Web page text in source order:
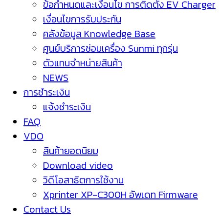
ข้อกำหนดและเงื่อนไข การติดตั้ง EV Charger
เงื่อนไขการรับประกัน
คลังข้อมูล Knowledge Base
ศูนย์บริการซ่อมเครื่อง Sunmi ทุกรุ่น
ตัวแทนจำหน่ายสินค้า
NEWS
การชำระเงิน
แจ้งชำระเงิน
FAQ
VDO
สินค้ายอดนิยม
Download video
วิดีโอสาธิตการใช้งาน
Xprinter XP-C300H อัพเดท Firmware
Contact Us